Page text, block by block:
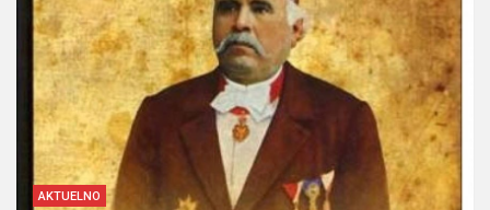
AKTUELNO